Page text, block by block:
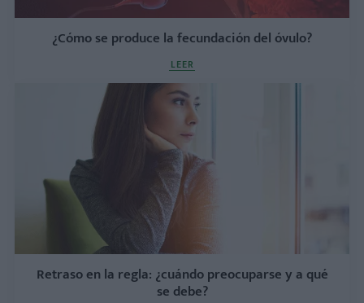
¿Cómo se produce la fecundación del óvulo?
LEER
Retraso en la regla: ¿cuándo preocuparse y a qué
se debe?